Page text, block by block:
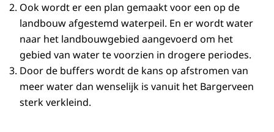
Ook wordt er een plan gemaakt voor een op de
landbouw afgestemd waterpeil. En er wordt water
naar het landbouwgebied aangevoerd om het
gebied van water te voorzien in drogere periodes.
Door de buffers wordt de kans op afstromen van
meer water dan wenselijk is vanuit het Bargerveen
sterk verkleind.